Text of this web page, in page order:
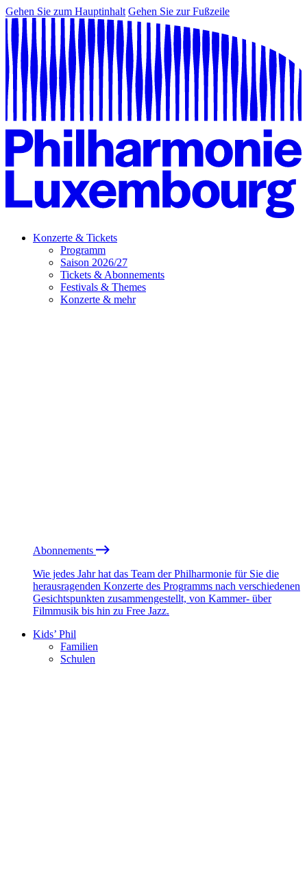
Gehen Sie zum Hauptinhalt Gehen Sie zur Fußzeile
Konzerte & Tickets
Programm
Saison 2026/27
Tickets & Abonnements
Festivals & Themes
Konzerte & mehr
Abonnements
Wie jedes Jahr hat das Team der Philharmonie für Sie die
herausragenden Konzerte des Programms nach verschiedenen
Gesichtspunkten zusammengestellt, von Kammer- über
Filmmusik bis hin zu Free Jazz.
Kids’ Phil
Familien
Schulen